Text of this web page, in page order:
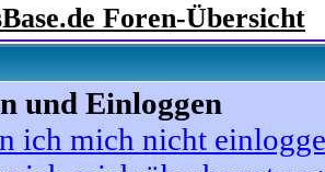
Foren-Übersicht
und Einloggen
ich mich nicht